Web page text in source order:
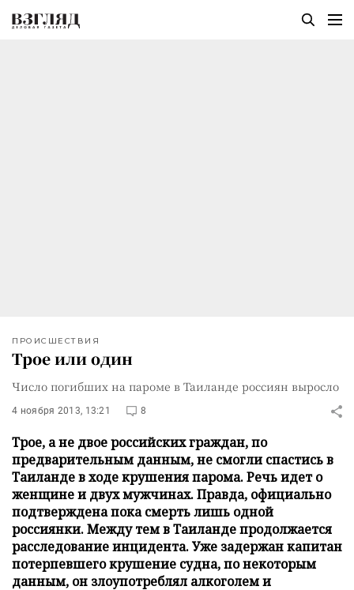
ПРОИСШЕСТВИЯ
Трое или один
Число погибших на пароме в Таиланде россиян выросло
4 ноября 2013, 13:21 8
Трое, а не двое российских граждан, по
предварительным данным, не смогли спастись в
Таиланде в ходе крушения парома. Речь идет о
женщине и двух мужчинах. Правда, официально
подтверждена пока смерть лишь одной
россиянки. Между тем в Таиланде продолжается
расследование инцидента. Уже задержан капитан
потерпевшего крушение судна, по некоторым
данным, он злоупотреблял алкоголем и